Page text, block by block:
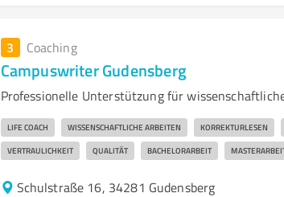
3 Coaching
Campuswriter Gudensberg
Professionelle Unterstützung für
LIFE COACH WISSENSCHAFTLICHE ARBEITEN KORREKTURLESEN
VERTRAULICHKEIT QUALITÄT BACHELORARBEIT
Schulstraße 16, 34281 Gudensberg